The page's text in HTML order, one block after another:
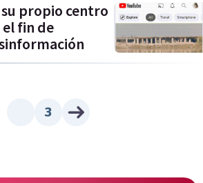
propio centro
fin de
3